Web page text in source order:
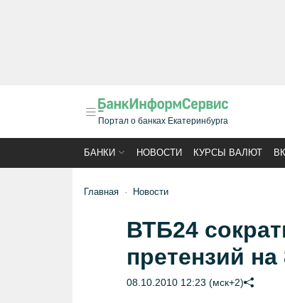
Портал о банках Екатеринбурга
БАНКИ НОВОСТИ КУРСЫ ВАЛЮТ
Главная Новости
ВТБ24
претензий на
08.10.2010 12:23 (мск+2)